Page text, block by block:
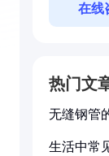
在线
热门文
无缝钢管
生活中常